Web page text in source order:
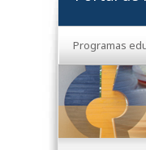
Programas